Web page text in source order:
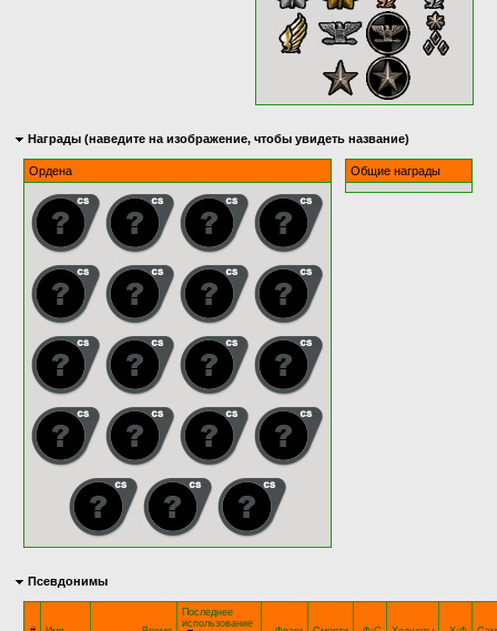
Награды (наведите на изображение, чтобы увидеть название)
Ордена Общие награды
Псевдонимы
Последнее
использование